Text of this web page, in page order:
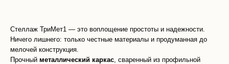
Стеллаж ТриМет1 — это воплощение простоты и надежности.
Ничего лишнего: только честные материалы и продуманная до
мелочей конструкция.
Прочный металлический каркас , сваренный из профильной